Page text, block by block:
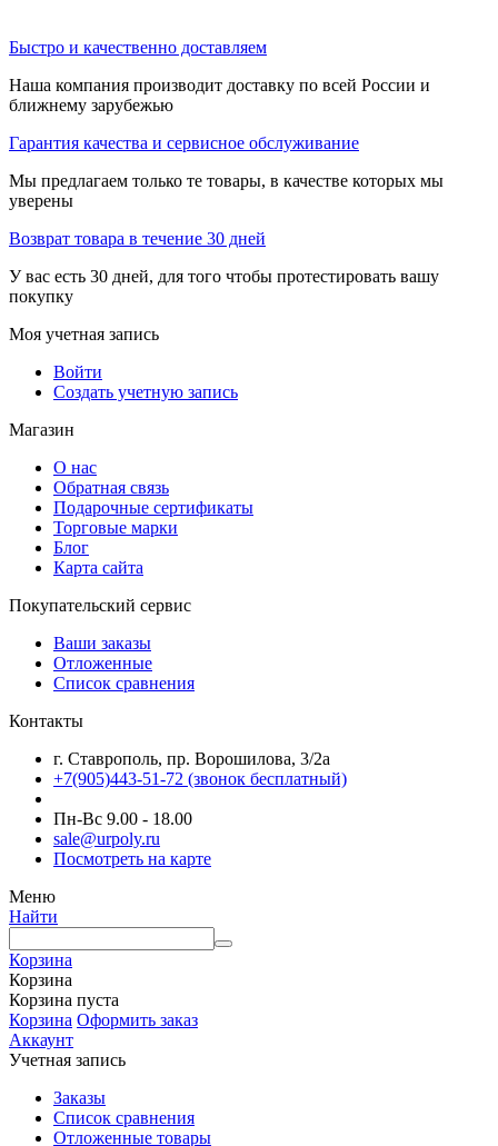
Быстро и качественно доставляем
Наша компания производит доставку по всей России и
ближнему зарубежью
Гарантия качества и сервисное обслуживание
Мы предлагаем только те товары, в качестве которых мы
уверены
Возврат товара в течение 30 дней
У вас есть 30 дней, для того чтобы протестировать вашу
покупку
Моя учетная запись
Войти
Создать учетную запись
Магазин
О нас
Обратная связь
Подарочные сертификаты
Торговые марки
Блог
Карта сайта
Покупательский сервис
Ваши заказы
Отложенные
Список сравнения
Контакты
г. Ставрополь, пр. Ворошилова, 3/2а
+7(905)443-51-72 (звонок бесплатный)
Пн-Вс 9.00 - 18.00
sale@urpoly.ru
Посмотреть на карте
Меню
Найти
Корзина
Корзина
Корзина пуста
Корзина Оформить заказ
Аккаунт
Учетная запись
Заказы
Список сравнения
Отложенные товары